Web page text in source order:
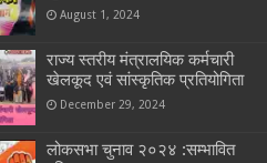
August 1, 2024
राज्य स्तरीय मंत्रालयिक कर्मचारी
खेलकूद एवं सांस्कृतिक प्रतियोगिता
December 29, 2024
लोकसभा चुनाव २०२४ :सम्भावित